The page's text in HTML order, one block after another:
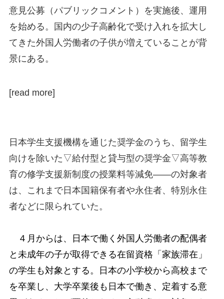
意見公募（パブリックコメント）を実施後、運用
を始める。国内の少子高齢化で受け入れを拡大し
てきた外国人労働者の子供が増えていることが背
景にある。
[read more]
日本学生支援機構を通じた奨学金のうち、留学生
向けを除いた▽給付型と貸与型の奨学金▽高等教
育の修学支援新制度の授業料等減免――の対象者
は、これまで日本国籍保有者や永住者、特別永住
者などに限られていた。
４月からは、日本で働く外国人労働者の配偶者
と未成年の子が取得できる在留資格「家族滞在」
の学生も対象とする。日本の小学校から高校まで
を卒業し、大学卒業後も日本で働き、定着する意